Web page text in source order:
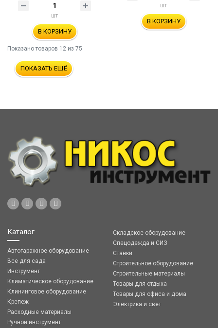
шт
В КОРЗИНУ
шт
В КОРЗИНУ
Показано товаров 12 из 75
ПОКАЗАТЬ ЕЩЁ
Каталог
Автогаражное оборудование
Все для сада
Инструмент
Климатическое оборудование
Клининговое оборудование
Крепеж
Расходные материалы
Ручной инструмент
Складское оборудование
Спецодежда и СИЗ
Станки
Строительное оборудование
Строительные материалы
Товары для отдыха
Товары для офиса и дома
Электрика и свет